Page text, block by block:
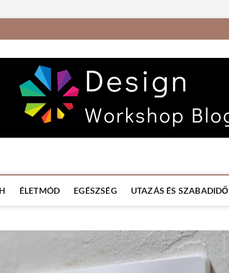
ÉLETMÓD EGÉSZSÉG UTAZÁS ÉS SZABADIDŐ